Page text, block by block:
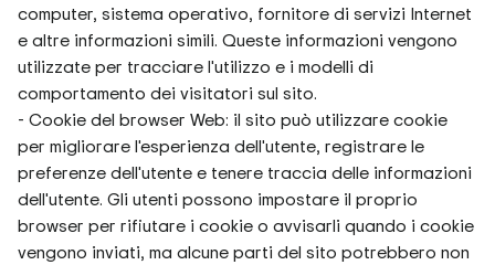
computer, sistema operativo, fornitore di servizi Internet
e altre informazioni simili. Queste informazioni vengono
utilizzate per tracciare l'utilizzo e i modelli di
comportamento dei visitatori sul sito.
- Cookie del browser Web: il sito può utilizzare cookie
per migliorare l'esperienza dell'utente, registrare le
preferenze dell'utente e tenere traccia delle informazioni
dell'utente. Gli utenti possono impostare il proprio
browser per rifiutare i cookie o avvisarli quando i cookie
vengono inviati, ma alcune parti del sito potrebbero non